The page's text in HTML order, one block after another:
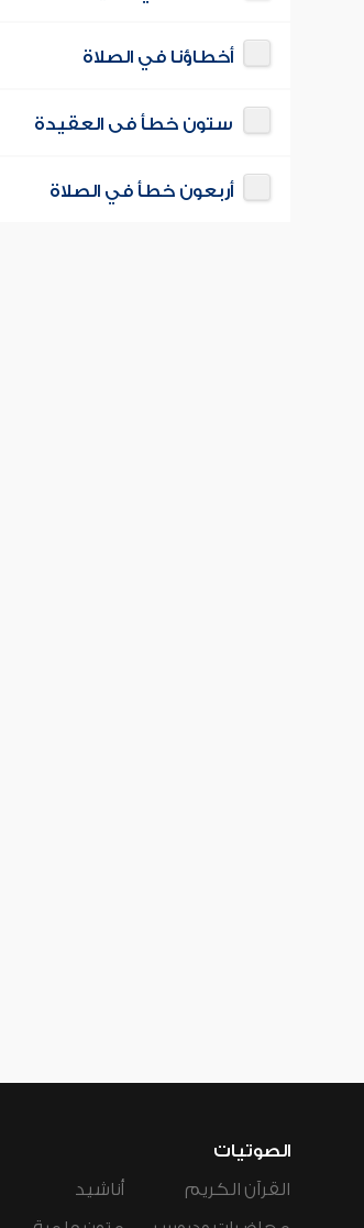
أخطاؤنا في الصلاة
ستون خطأ فى العقيدة
أربعون خطأ في الصلاة
الصوتيات
القرآن الكريم
أناشيد